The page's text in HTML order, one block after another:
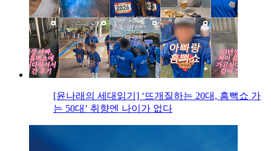
[윤나래의 세대읽기] ‘뜨개질하는 20대, 흠뻑쇼 가
는 50대’ 취향엔 나이가 없다